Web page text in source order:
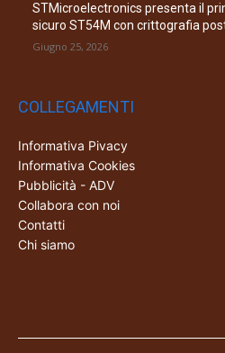
STMicroelectronics presenta il
sicuro ST54M con crittografia
Giugno 25, 2026
COLLEGAMENTI
Informativa Pivacy
Informativa Cookies
Pubblicità - ADV
Collabora con noi
Contatti
Chi siamo